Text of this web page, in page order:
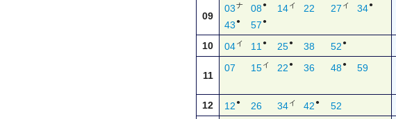
09
03ナ 08● 14イ 22 27 イ 34 ●
43 ● 57 ●
10 04イ 11 ● 25● 38 52 ●
11
07 15イ 22 ● 36 48 ● 59
12 12 ● 26 34イ 42 ● 52